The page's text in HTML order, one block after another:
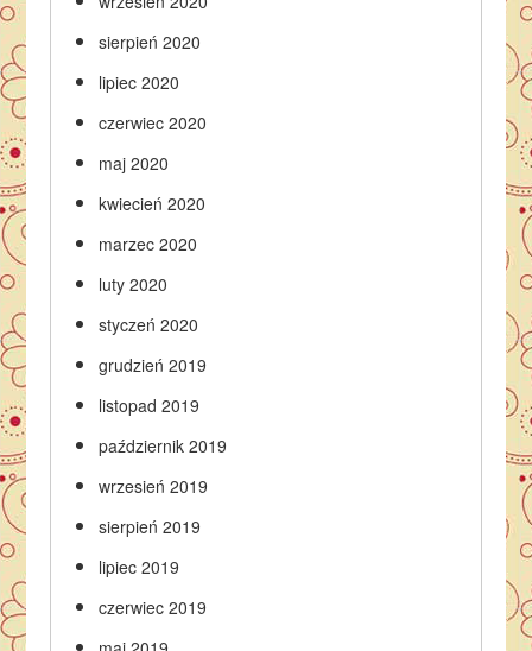
sierpień 2020
lipiec 2020
czerwiec 2020
maj 2020
kwiecień 2020
marzec 2020
luty 2020
styczeń 2020
grudzień 2019
listopad 2019
październik 2019
wrzesień 2019
sierpień 2019
lipiec 2019
czerwiec 2019